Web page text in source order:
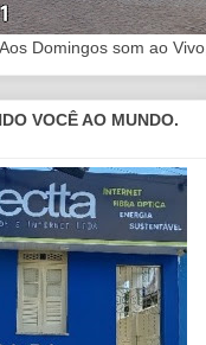
Domingos som ao Vivo,
VOCÊ AO MUNDO.